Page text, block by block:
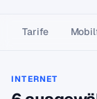
Tarife
INTERNET